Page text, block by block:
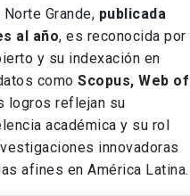
Grande, publicada
al año, es reconocida por
y su indexación en
comoScopus, Web of
logros reflejan su
académica y su rol
innovadoras
afines en América Latina.